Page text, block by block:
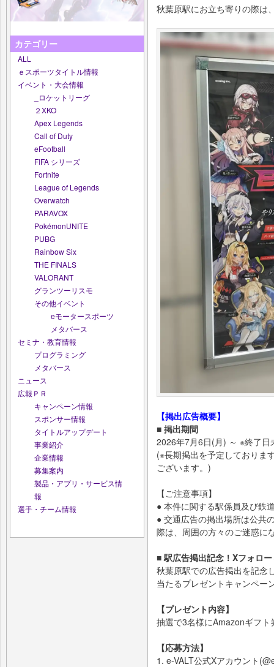
カテゴリー
ALL
ｅスポーツタイトル情報
イベント・大会情報
_ロケットリーグ
２XKO
Apex Legends
Call of Duty
eFootball
FIFA シリーズ
Fortnite
League of Legends
Overwatch
PARAVOX
PokémonUNITE
PUBG
Rainbow Six
THE FINALS
VALORANT
グランツーリスモ
その他イベント
eモータースポーツ
メタバース
セミナ・教育情報
プログラミング
メタバース
ニュース
広報ＰＲ
キャンペーン情報
スポンサー情報
タイトルアップデート
事業紹介
企業情報
募集案内
製品・アプリ・サービス情
報
選手・チーム情報
秋葉原駅にお立ち寄りの際は
【掲出広告概要】
■ 掲出期間
2026年7月6日(月) ～ ※終了日
(※長期掲出を予定しておりま
ございます。)
【ご注意事項】
● 本件に関する駅係員及び鉄
● 交通広告の掲出場所は公共
際は、周囲の方々のご迷惑に
■ 駅広告掲出記念！Xフォロ
秋葉原駅での広告掲出を記念
当たるプレゼントキャンペー
【プレゼント内容】
抽選で3名様にAmazonギフ
【応募方法】
1. e-VALT公式Xアカウント